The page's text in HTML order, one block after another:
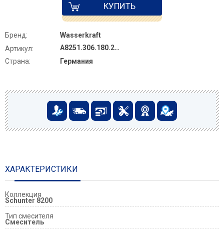
КУПИТЬ
Бренд:
Wasserkraft
Артикул:
A8251.306.180.259.285.194.201
Страна:
Германия
ХАРАКТЕРИСТИКИ
Коллекция
Schunter 8200
Тип смесителя
Смеситель